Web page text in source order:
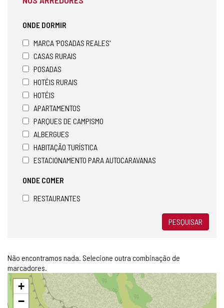
ONDE DORMIR
MARCA 'POSADAS REALES'
CASAS RURAIS
POSADAS
HOTÉIS RURAIS
HOTÉIS
APARTAMENTOS
PARQUES DE CAMPISMO
ALBERGUES
HABITAÇÃO TURÍSTICA
ESTACIONAMENTO PARA AUTOCARAVANAS
ONDE COMER
RESTAURANTES
PESQUISAR
Não encontramos nada. Selecione outra combinação de
marcadores.
Pular
mapa
+
−